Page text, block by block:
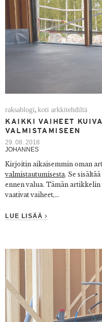
raksablogi,koti arkkitehdiltä
KAIKKI VAIHEET
VALMISTAMISEEN
29. 08. 2018
JOHANNES
Kirjoitin aikaisemmin oman
valmistautumisesta. Se
ennen valua. Tämän
vaativat vaiheet,...
LUE LISÄÄ